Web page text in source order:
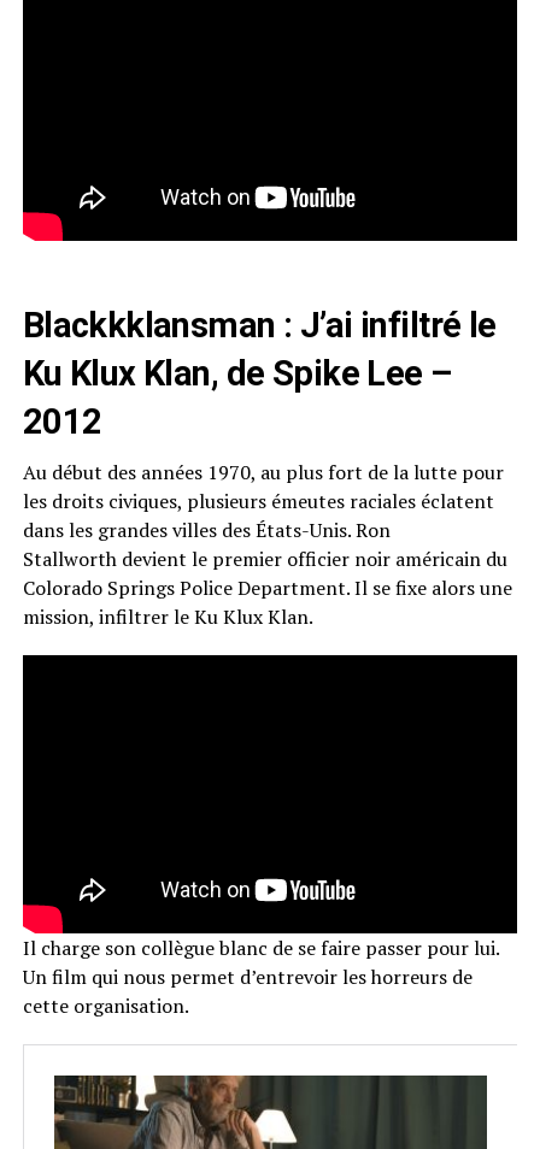
Blackkklansman : J’ai infiltré le
Ku Klux Klan, de Spike Lee –
2012
Au début des années 1970, au plus fort de la lutte pour
les droits civiques, plusieurs émeutes raciales éclatent
dans les grandes villes des États-Unis. Ron
Stallworth devient le premier officier noir américain du
Colorado Springs Police Department. Il se fixe alors une
mission, infiltrer le Ku Klux Klan.
Il charge son collègue blanc de se faire passer pour lui.
Un film qui nous permet d’entrevoir les horreurs de
cette organisation.